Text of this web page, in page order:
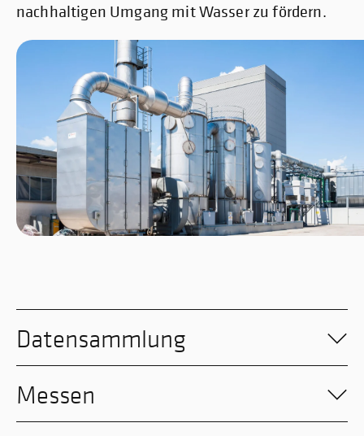
nachhaltigen Umgang mit Wasser zu fördern.
Datensammlung
Messen